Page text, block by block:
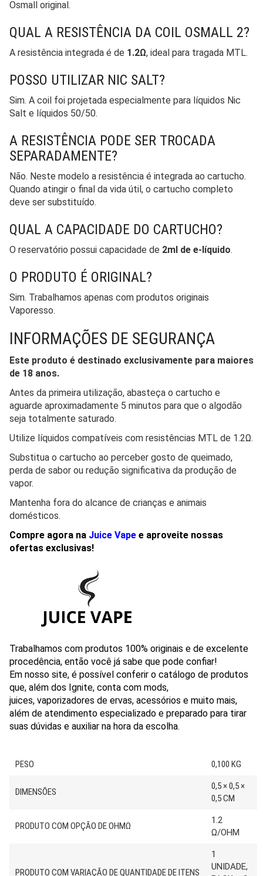
Osmall original.
QUAL A RESISTÊNCIA DA COIL OSMALL 2?
A resistência integrada é de 1.2Ω, ideal para tragada MTL.
POSSO UTILIZAR NIC SALT?
Sim. A coil foi projetada especialmente para líquidos Nic
Salt e líquidos 50/50.
A RESISTÊNCIA PODE SER TROCADA
SEPARADAMENTE?
Não. Neste modelo a resistência é integrada ao cartucho.
Quando atingir o final da vida útil, o cartucho completo
deve ser substituído.
QUAL A CAPACIDADE DO CARTUCHO?
O reservatório possui capacidade de 2ml de e-líquido.
O PRODUTO É ORIGINAL?
Sim. Trabalhamos apenas com produtos originais
Vaporesso.
INFORMAÇÕES DE SEGURANÇA
Este produto é destinado exclusivamente para maiores
de 18 anos.
Antes da primeira utilização, abasteça o cartucho e
aguarde aproximadamente 5 minutos para que o algodão
seja totalmente saturado.
Utilize líquidos compatíveis com resistências MTL de 1.2Ω.
Substitua o cartucho ao perceber gosto de queimado,
perda de sabor ou redução significativa da produção de
vapor.
Mantenha fora do alcance de crianças e animais
domésticos.
Compre agora na Juice Vape e aproveite nossas
ofertas exclusivas!
Trabalhamos com produtos 100% originais e de excelente
procedência, então você já sabe que pode confiar!
Em nosso site, é possível conferir o catálogo de produtos
que, além dos Ignite, conta com mods,
juices, vaporizadores de ervas, acessórios e muito mais,
além de atendimento especializado e preparado para tirar
suas dúvidas e auxiliar na hora da escolha.
PESO 0,100 KG
DIMENSÕES
0,5 × 0,5 ×
0,5 CM
PRODUTO COM OPÇÃO DE OHMΩ
1.2
Ω/OHM
PRODUTO COM VARIAÇÃO DE QUANTIDADE DE ITENS
1
UNIDADE,